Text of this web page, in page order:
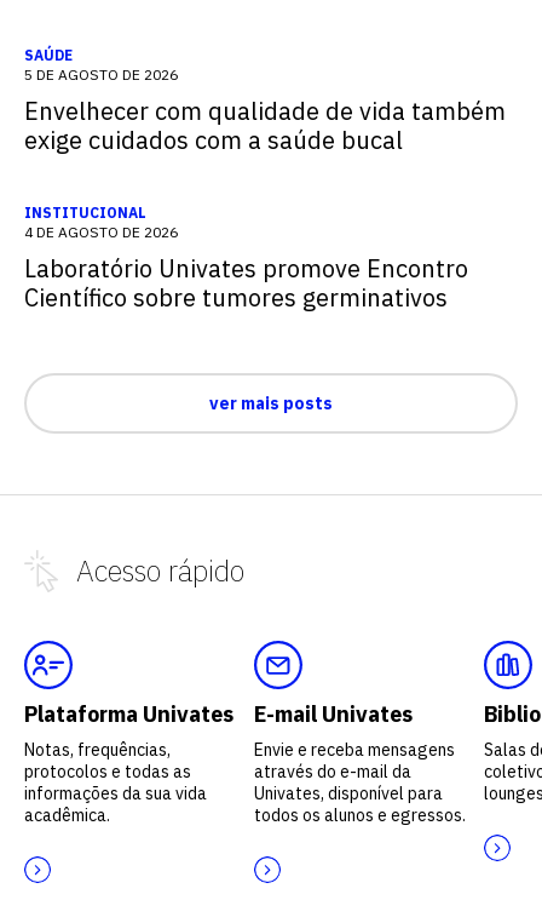
SAÚDE
5 DE AGOSTO DE 2026
Envelhecer com qualidade de vida também
exige cuidados com a saúde bucal
INSTITUCIONAL
4 DE AGOSTO DE 2026
Laboratório Univates promove Encontro
Científico sobre tumores germinativos
ver mais posts
Acesso rápido
Plataforma Univates
Notas, frequências,
protocolos e todas as
informações da sua vida
acadêmica.
E-mail Univates
Envie e receba mensagens
através do e-mail da
Univates, disponível para
todos os alunos e egressos.
Salas